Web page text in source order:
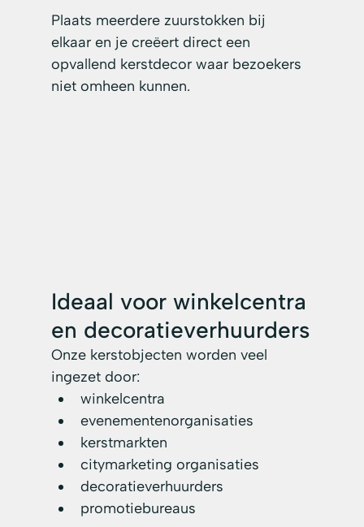
Plaats meerdere zuurstokken bij
elkaar en je creëert direct een
opvallend kerstdecor waar bezoekers
niet omheen kunnen.
Ideaal voor winkelcentra
en decoratieverhuurders
Onze kerstobjecten worden veel
ingezet door:
winkelcentra
evenementenorganisaties
kerstmarkten
citymarketing organisaties
decoratieverhuurders
promotiebureaus